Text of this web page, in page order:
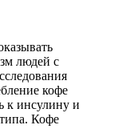
людей с
кофе
к инсулину и
Кофе